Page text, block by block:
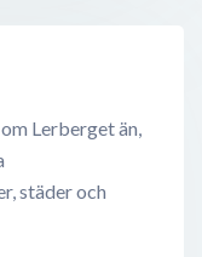
Lerberget än,
städer och